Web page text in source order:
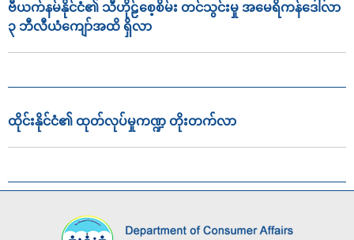
ဗီယက်နမ်နိုင်ငံ၏ သီဟိုဠ်စေ့စိမ်း တင်သွင်းမှု အမေရိကန်ဒေါ်လာ
၃ ဘီလီယံကျော်အထိ ရှိလာ
ထိုင်းနိုင်ငံ၏ ထုတ်လုပ်မှုကဏ္ဍ တိုးတက်လာ